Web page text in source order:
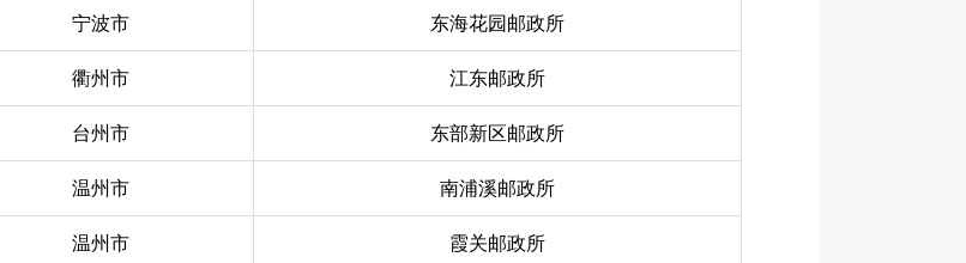
宁波市 东海花园邮政所
衢州市 江东邮政所
台州市 东部新区邮政所
温州市 南浦溪邮政所
温州市 霞关邮政所